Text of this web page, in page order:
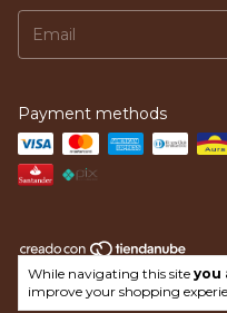
While navigating this site you
improve your shopping
Payment methods
Copyright Loja do Constelador